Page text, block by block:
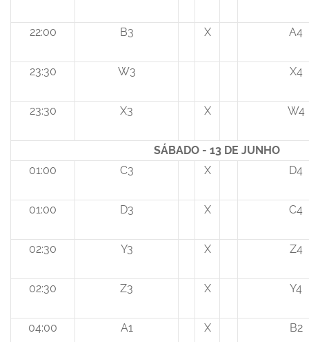
22:00 B3 X A4
23:30 W3 X4
23:30 X3 X W4
SÁBADO - 13 DE JUNHO
01:00
C3 X D4
01:00 D3 X C4
02:30 Y3 X Z4
02:30 Z3 X Y4
04:00 A1 X B2